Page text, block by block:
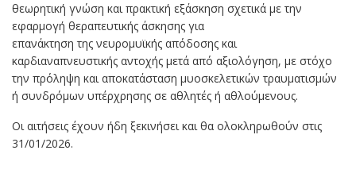
θεωρητική γνώση και πρακτική εξάσκηση σχετικά με την
εφαρμογή θεραπευτικής άσκησης για
επανάκτηση της νευρομυϊκής απόδοσης και
καρδιαναπνευστικής αντοχής μετά από αξιολόγηση, με στόχο
την πρόληψη και αποκατάσταση μυοσκελετικών τραυματισμών
ή συνδρόμων υπέρχρησης σε αθλητές ή αθλούμενους.
Οι αιτήσεις έχουν ήδη ξεκινήσει και θα ολοκληρωθούν στις
31/01/2026.